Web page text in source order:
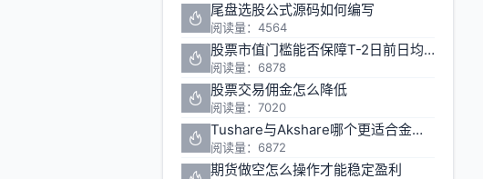
尾盘选股公式源码如何编写
阅读量：4564
股票市值门槛能否保障T-2日前日均市值1万元的投资安全
阅读量：6878
股票交易佣金怎么降低
阅读量：7020
Tushare与Akshare哪个更适合金融数据获取
阅读量：6872
期货做空怎么操作才能稳定盈利